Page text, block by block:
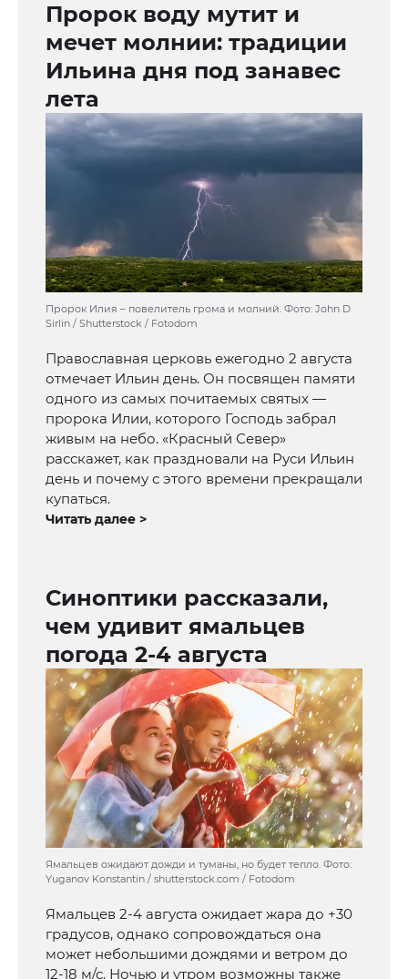
Пророк воду мутит и
мечет молнии: традиции
Ильина дня под занавес
лета
Пророк Илия – повелитель грома и молний. Фото: John D
Sirlin / Shutterstock / Fotodom
Православная церковь ежегодно 2 августа
отмечает Ильин день. Он посвящен памяти
одного из самых почитаемых святых —
пророка Илии, которого Господь забрал
живым на небо. «Красный Север»
расскажет, как праздновали на Руси Ильин
день и почему с этого времени прекращали
купаться.
Читать далее >
Синоптики рассказали,
чем удивит ямальцев
погода 2-4 августа
Ямальцев ожидают дожди и туманы, но будет тепло. Фото:
Yuganov Konstantin / shutterstock.com / Fotodom
Ямальцев 2-4 августа ожидает жара до +30
градусов, однако сопровождаться она
может небольшими дождями и ветром до
12-18 м/с. Ночью и утром возможны также